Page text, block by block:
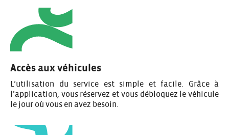
Accès aux véhicules
L’utilisation du service est simple et facile. Grâce à
l’application, vous réservez et vous débloquez le véhicule
le jour où vous en avez besoin.